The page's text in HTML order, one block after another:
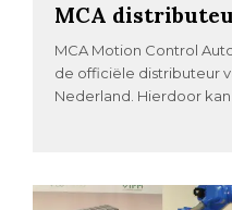
MCA
MCA Motion Control
de officiële distributeur
Nederland. Hierdoor